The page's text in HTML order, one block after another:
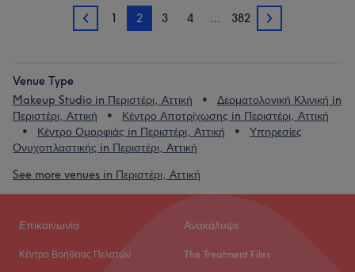
1 1 2 3 4 … 382 3
Venue Type
Makeup Studio in Περιστέρι, Αττική
Δερματολογική Κλινική in
Περιστέρι, Αττική
Κέντρο Αποτρίχωσης in Περιστέρι, Αττική
Κέντρο Ομορφιάς in Περιστέρι, Αττική
Υπηρεσίες
Ονυχοπλαστικής in Περιστέρι, Αττική
See more venues in Περιστέρι, Αττική
Επικοινωνία
Κέντρο Βοήθειας Πελατών
Ανακάλυψε
The Treatment Files